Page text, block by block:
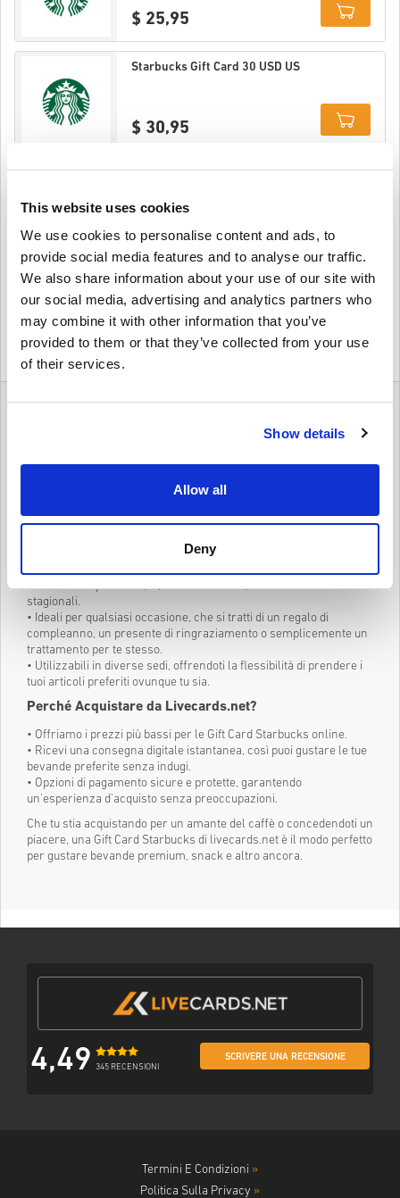
This website uses cookies
We use cookies to personalise content and ads, to
provide social media features and to analyse our traffic.
We also share information about your use of our site with
our social media, advertising and analytics partners who
may combine it with other information that you’ve
provided to them or that they’ve collected from your use
of their services.
Show details
Allow all
Deny
$ 25,95
Details
Starbucks Gift Card 30 USD US
$ 30,95
Details
$ 42,95
Details
Starbucks Gift Card 50 USD US
$ 51,95
Goditi il Tuo Caffè Preferito con le Gift Card Starbucks
visitatore occasionale, queste carte offrono accesso a una vasta
perfettamente preparato ai dolci deliziosi, puoi riscattare la tua gift
Perché le Gift Card Starbucks?
• Riscattabili per caffè, tè, bevande fredde, snack e offerte
stagionali.
• Ideali per qualsiasi occasione, che si tratti di un regalo di
compleanno, un presente di ringraziamento o semplicemente un
trattamento per te stesso.
• Utilizzabili in diverse sedi, offrendoti la flessibilità di prendere i
tuoi articoli preferiti ovunque tu sia.
Perché Acquistare da Livecards.net?
• Offriamo i prezzi più bassi per le Gift Card Starbucks online.
• Ricevi una consegna digitale istantanea, così puoi gustare le tue
bevande preferite senza indugi.
• Opzioni di pagamento sicure e protette, garantendo
un'esperienza d'acquisto senza preoccupazioni.
Che tu stia acquistando per un amante del caffè o concedendoti un
piacere, una Gift Card Starbucks di livecards.net è il modo perfetto
per gustare bevande premium, snack e altro ancora.
4,49 345 RECENSIONI
SCRIVERE UNA RECENSIONE
Termini E Condizioni »
Politica Sulla Privacy »